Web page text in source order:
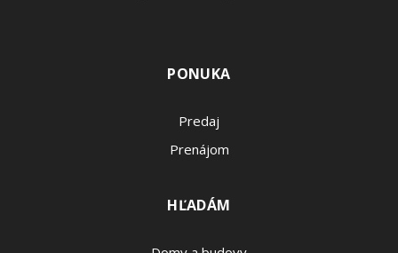
PONUKA
Predaj
Prenájom
HĽADÁM